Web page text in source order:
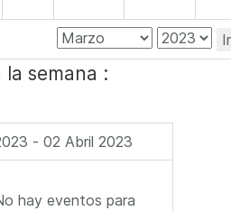
la semana :
- 02 Abril 2023
hay eventos para